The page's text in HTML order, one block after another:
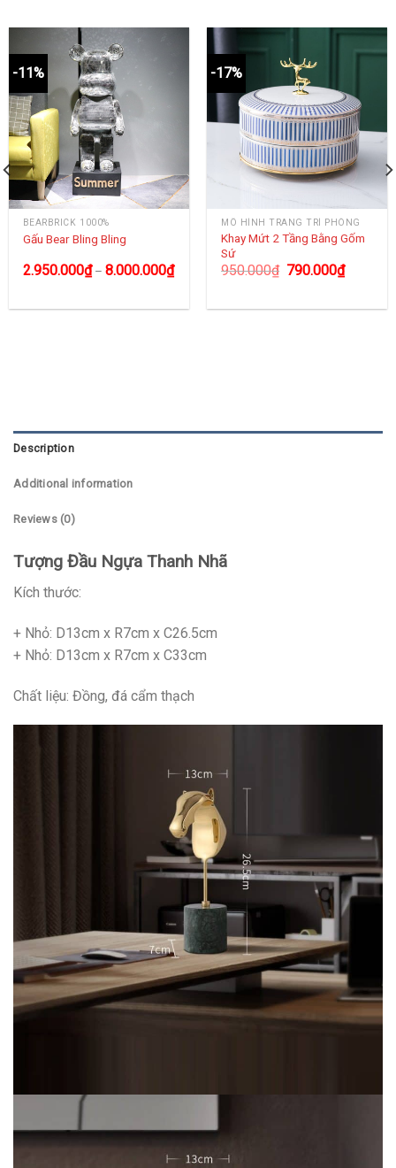
-11%
BEARBRICK 1000%
Gấu Bear Bling Bling
2.950.000₫– 8.000.000₫
-17%
MÔ HÌNH TRANG TRÍ PHÒNG
Khay Mứt 2 Tầng Bằng Gốm
Sứ
950.000₫ 790.000₫
Description
Additional information
Reviews (0)
Tượng Đầu Ngựa Thanh Nhã
Kích thước:
+ Nhỏ: D13cm x R7cm x C26.5cm
+ Nhỏ: D13cm x R7cm x C33cm
Chất liệu: Đồng, đá cẩm thạch